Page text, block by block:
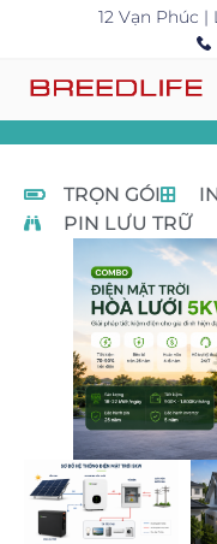
12 Vạn Phúc
TRỌN GÓI
PIN LƯU TRỮ